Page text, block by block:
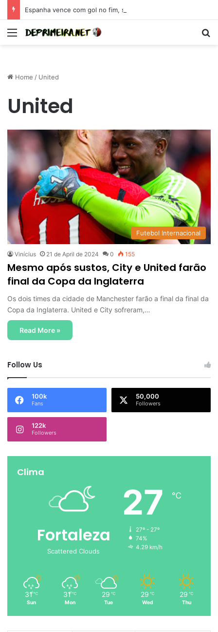
Menu
Home / United
United
Futebol Internacional
Vinícius 21 de April de 2024 0 155
Mesmo após sustos, City e United farão
final da Copa da Inglaterra
Os dois times da cidade de Manchester farão a final da final da
Copa da Inglaterra. United e City sofreram,…
Read More »
Follow Us
100k
Fans
50,000
Followers
122k
Followers
Clima
Fortaleza
Scattered Clouds
27 ℃
27º - 27º
74%
4.29 km/h
31 ℃
Sun
31 ℃
Mon
29 ℃
Tue
29 ℃
Wed
29 ℃
Thu